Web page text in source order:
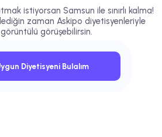
istiyorsan Samsun ile sınırlı kalma!
zaman Askipo diyetisyenleriyle
görüşebilirsin.
Diyetisyeni Bulalım